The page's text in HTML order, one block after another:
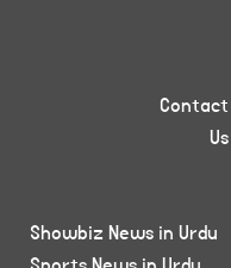
Contact
Us
Showbiz News in Urdu